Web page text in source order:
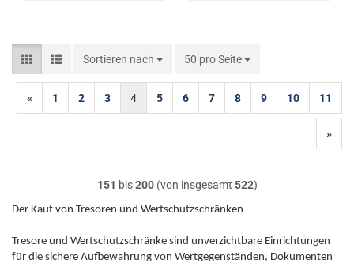
Sortieren nach
Sortieren nach 50 pro Seite
pro Seite
« 1 2 3 4 5 6 7 8 9 10 11
»
151 bis200(von insgesamt 522)
Der Kauf von Tresoren und Wertschutzschränken
Tresore und Wertschutzschränke sind unverzichtbare Einrichtungen
für die sichere Aufbewahrung von Wertgegenständen, Dokumenten